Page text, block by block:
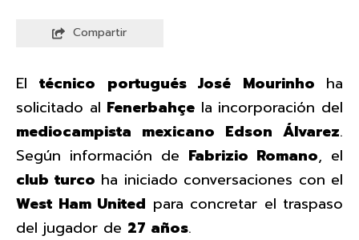
Compartir
Eltécnico portugués José Mourinho ha
solicitado al Fenerbahçe la incorporación del
mediocampista mexicano Edson Álvarez.
Según información de Fabrizio Romano, el
club turco ha iniciado conversaciones con el
West Ham United para concretar el traspaso
del jugador de 27 años.